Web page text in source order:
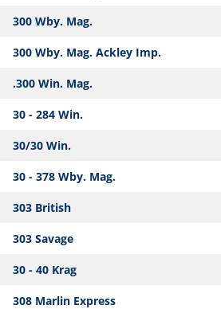
300 Wby. Mag.
300 Wby. Mag. Ackley Imp.
.300 Win. Mag.
30 - 284 Win.
30/30 Win.
30 - 378 Wby. Mag.
303 British
303 Savage
30 - 40 Krag
308 Marlin Express